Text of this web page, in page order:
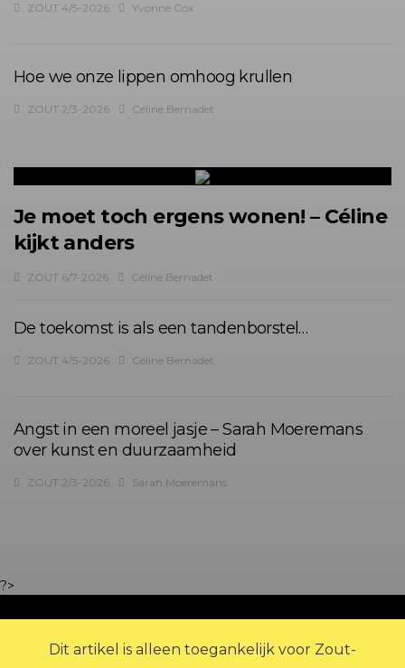
Dit artikel is alleen toegankelijk voor Zout-
ZOUT 4/5-2026 Yvonne Cox
Hoe we onze lippen omhoog krullen
ZOUT 2/3-2026 Céline Bernadet
Je moet toch ergens wonen! – Céline
kijkt anders
ZOUT 6/7-2026 Céline Bernadet
De toekomst is als een tandenborstel…
ZOUT 4/5-2026 Céline Bernadet
Angst in een moreel jasje – Sarah Moeremans
over kunst en duurzaamheid
ZOUT 2/3-2026 Sarah Moeremans
?>